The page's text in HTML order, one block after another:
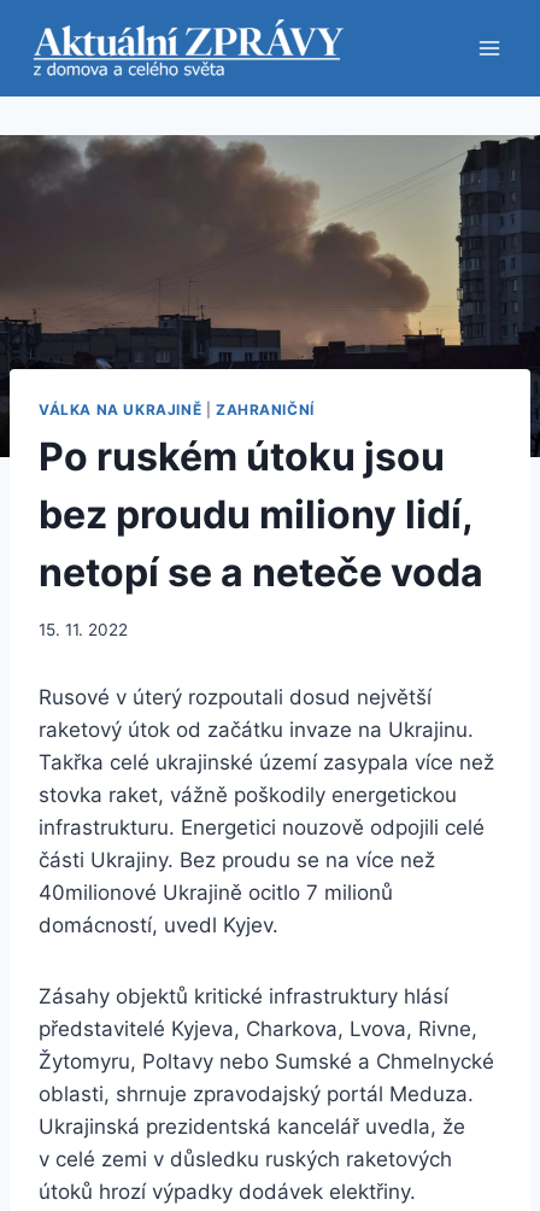
obsah
VÁLKA NA UKRAJINĚ ZAHRANIČNÍ
Po ruském útoku jsou
bez proudu miliony lidí,
netopí se a neteče voda
15. 11. 2022
Rusové v úterý rozpoutali dosud největší
raketový útok od začátku invaze na Ukrajinu.
Takřka celé ukrajinské území zasypala více než
stovka raket, vážně poškodily energetickou
infrastrukturu. Energetici nouzově odpojili celé
části Ukrajiny. Bez proudu se na více než
40milionové Ukrajině ocitlo 7 milionů
domácností, uvedl Kyjev.
Zásahy objektů kritické infrastruktury hlásí
představitelé Kyjeva, Charkova, Lvova, Rivne,
Žytomyru, Poltavy nebo Sumské a Chmelnycké
oblasti, shrnuje zpravodajský portál Meduza.
Ukrajinská prezidentská kancelář uvedla, že
v celé zemi v důsledku ruských raketových
útoků hrozí výpadky dodávek elektřiny.